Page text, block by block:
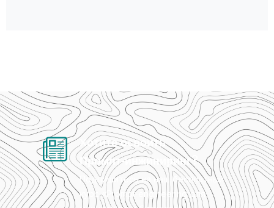
Хотите освоить
Промпт‑инжиниринг?
Подпишитесь на наш бесплатный
курс «Prompt‑engineering для